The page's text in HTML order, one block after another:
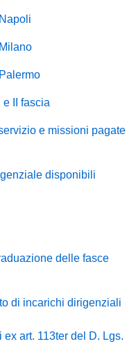
II fascia
e missioni pagate
disponibili
delle fasce
di incarichi dirigenziali
art. 113ter del D. Lgs.